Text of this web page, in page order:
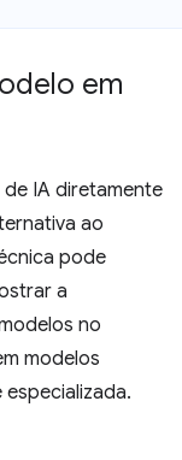
em
IA diretamente
ao
pode
a
no
modelos